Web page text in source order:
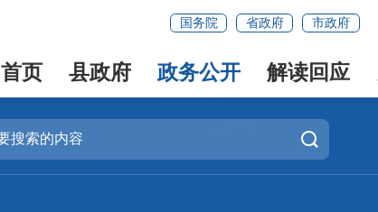
国务院 省政府 市政府
首页 县政府 政务公开 解读回应